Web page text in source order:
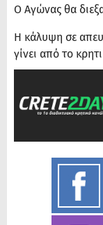
Ο Αγώνας θα
Η κάλυψη σε
γίνει από το